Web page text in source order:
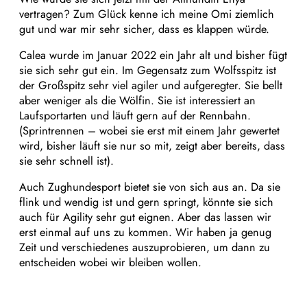
vertragen? Zum Glück kenne ich meine Omi ziemlich
gut und war mir sehr sicher, dass es klappen würde.
Calea wurde im Januar 2022 ein Jahr alt und bisher fügt
sie sich sehr gut ein. Im Gegensatz zum Wolfsspitz ist
der Großspitz sehr viel agiler und aufgeregter. Sie bellt
aber weniger als die Wölfin. Sie ist interessiert an
Laufsportarten und läuft gern auf der Rennbahn.
(Sprintrennen – wobei sie erst mit einem Jahr gewertet
wird, bisher läuft sie nur so mit, zeigt aber bereits, dass
sie sehr schnell ist).
Auch Zughundesport bietet sie von sich aus an. Da sie
flink und wendig ist und gern springt, könnte sie sich
auch für Agility sehr gut eignen. Aber das lassen wir
erst einmal auf uns zu kommen. Wir haben ja genug
Zeit und verschiedenes auszuprobieren, um dann zu
entscheiden wobei wir bleiben wollen.